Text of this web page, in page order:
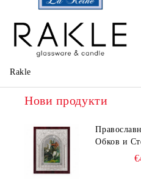
La Reine
Rakle
Нови продукти
Обков и
Христос,